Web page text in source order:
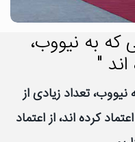
که به نیووب،
اند "
بیش از 17 ساله نیووب، تعداد زیادی از
کرده اند، از اعتماد